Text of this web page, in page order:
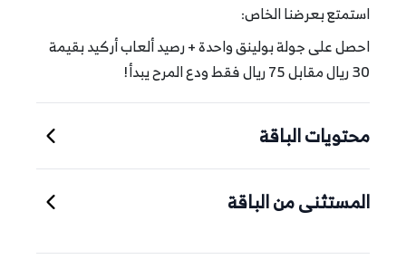
استمتع بعرضنا الخاص:
احصل على جولة بولينق واحدة + رصيد ألعاب أركيد بقيمة
30 ريال مقابل 75 ريال فقط ودع المرح يبدأ!
محتويات الباقة
المستثنى من الباقة